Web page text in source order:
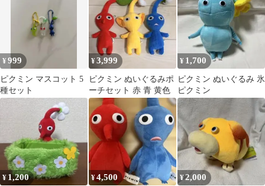
¥999
ピクミン マスコット 5
種セット
¥3,999
ピクミン ぬいぐるみポ
ーチセット 赤 青 黄色
¥ 1,700
ピクミン ぬいぐるみ 氷
ピクミン
¥ 1,200 ¥4,500 ¥2,000